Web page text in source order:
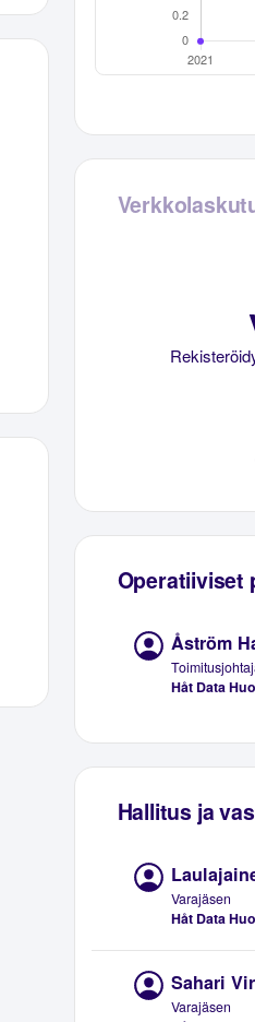
Operatiiviset
Åström
Håt Data
Hallitus ja
Varajäsen
Håt Data
Sahari
Varajäsen